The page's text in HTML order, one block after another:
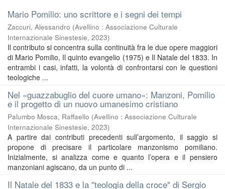
Mario Pomilio: uno scrittore e i segni dei tempi
Zaccuri, Alessandro (Avellino : Associazione Culturale
Internazionale Sinestesie, 2023)
Il contributo si concentra sulla continuità fra le due opere maggiori
di Mario Pomilio, Il quinto evangelio (1975) e Il Natale del 1833. In
entrambi i casi, infatti, la volontà di confrontarsi con le questioni
teologiche ...
Nel «guazzabuglio del cuore umano»: Manzoni, Pomilio
e il progetto di un nuovo umanesimo cristiano
Palumbo Mosca, Raffaello (Avellino : Associazione Culturale
Internazionale Sinestesie, 2023)
A partire dai contributi precedenti sull’argomento, il saggio si
propone di precisare il particolare manzonismo pomiliano.
Inizialmente, si analizza come e quanto l’opera e il pensiero
manzoniani agiscano, da un punto di ...
Il Natale del 1833 e la "teologia della croce" di Sergio